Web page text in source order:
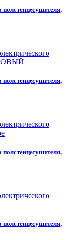
полотенцесушителя,
полотенцесушителя,
полотенцесушителя,
полотенцесушителя,